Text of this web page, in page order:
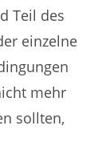
Teil des
einzelne
mehr
sollten,